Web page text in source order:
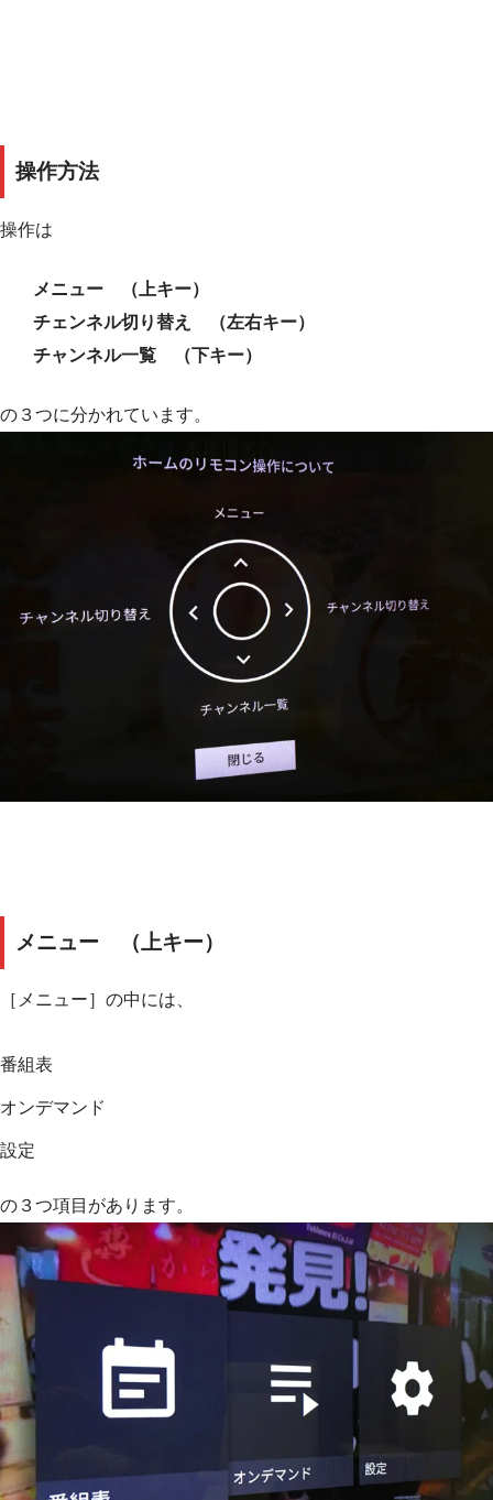
操作方法
操作は
メニュー （上キー）
チェンネル切り替え （左右キー）
チャンネル一覧 （下キー）
の３つに分かれています。
メニュー （上キー）
［メニュー］の中には、
番組表
オンデマンド
設定
の３つ項目があります。